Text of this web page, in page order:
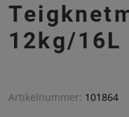
12kg/16L
Artikelnummer: 101864